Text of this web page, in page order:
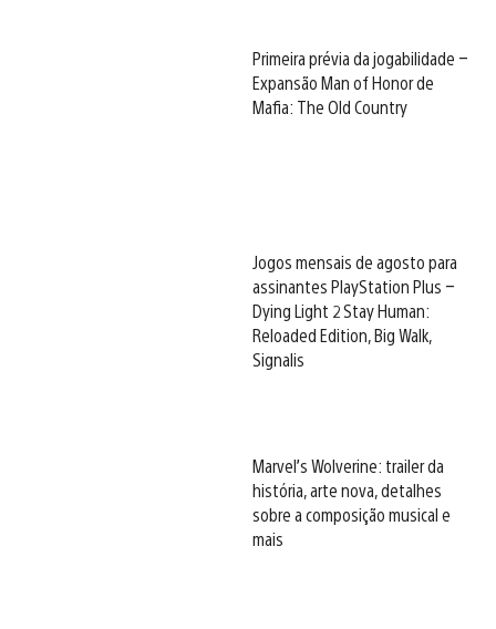
Primeira prévia da jogabilidade –
Expansão Man of Honor de
Mafia: The Old Country
Jogos mensais de agosto para
assinantes PlayStation Plus –
Dying Light 2 Stay Human:
Reloaded Edition, Big Walk,
Signalis
Marvel’s Wolverine: trailer da
história, arte nova, detalhes
sobre a composição musical e
mais